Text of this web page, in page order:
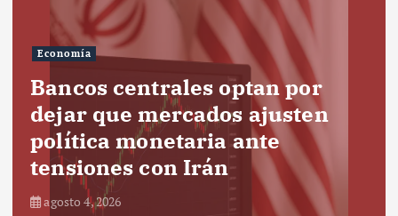
Economía
Bancos centrales optan por
dejar que mercados ajusten
política monetaria ante
tensiones con Irán
agosto 4, 2026